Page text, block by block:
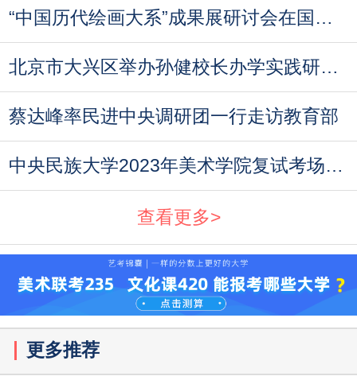
“中国历代绘画大系”成果展研讨会在国家博物
北京市大兴区举办孙健校长办学实践研讨会
蔡达峰率民进中央调研团一行走访教育部
中央民族大学2023年美术学院复试考场规则与考
查看更多>
更多推荐